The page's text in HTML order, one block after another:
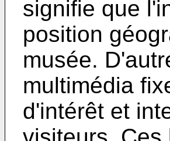
signifie que
position
musée.
multimédia
d'intérêt et